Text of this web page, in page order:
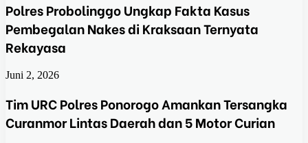
Polres Probolinggo Ungkap Fakta Kasus
Pembegalan Nakes di Kraksaan Ternyata
Rekayasa
Juni 2, 2026
Tim URC Polres Ponorogo Amankan Tersangka
Curanmor Lintas Daerah dan 5 Motor Curian